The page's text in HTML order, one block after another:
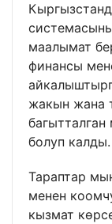
маалымат
финансы
жакын жана
болуп калды.
Тараптар
менен
кызмат